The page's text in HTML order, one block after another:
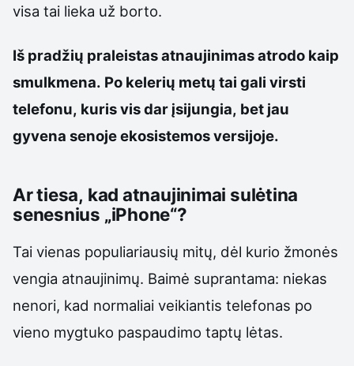
visa tai lieka už borto.
Iš pradžių praleistas atnaujinimas atrodo kaip
smulkmena. Po kelerių metų tai gali virsti
telefonu, kuris vis dar įsijungia, bet jau
gyvena senoje ekosistemos versijoje.
Ar tiesa, kad atnaujinimai sulėtina
senesnius „iPhone“?
Tai vienas populiariausių mitų, dėl kurio žmonės
vengia atnaujinimų. Baimė suprantama: niekas
nenori, kad normaliai veikiantis telefonas po
vieno mygtuko paspaudimo taptų lėtas.